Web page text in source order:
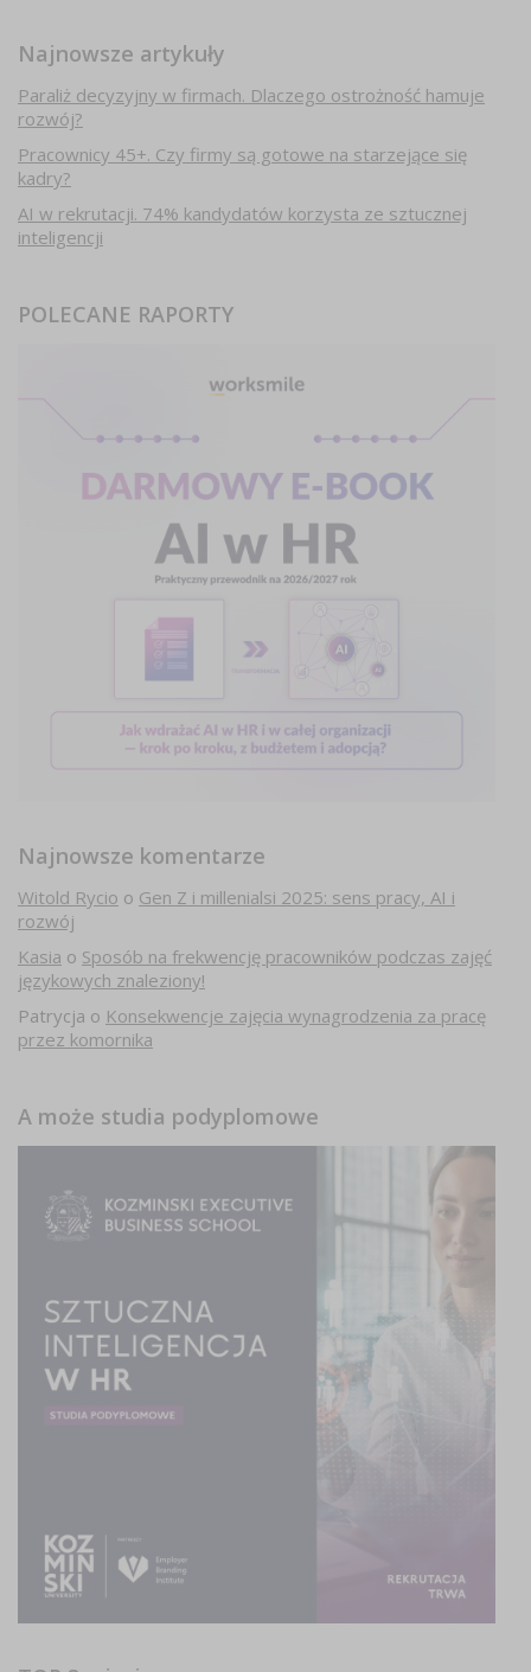
Najnowsze artykuły
Paraliż decyzyjny w firmach. Dlaczego ostrożność hamuje
rozwój?
Pracownicy 45+. Czy firmy są gotowe na starzejące się
kadry?
AI w rekrutacji. 74% kandydatów korzysta ze sztucznej
inteligencji
POLECANE RAPORTY
Najnowsze komentarze
Witold Rycio o Gen Z i millenialsi 2025: sens pracy, AI i
rozwój
Kasia o Sposób na frekwencję pracowników podczas zajęć
językowych znaleziony!
Patrycja o Konsekwencje zajęcia wynagrodzenia za pracę
przez komornika
A może studia podyplomowe